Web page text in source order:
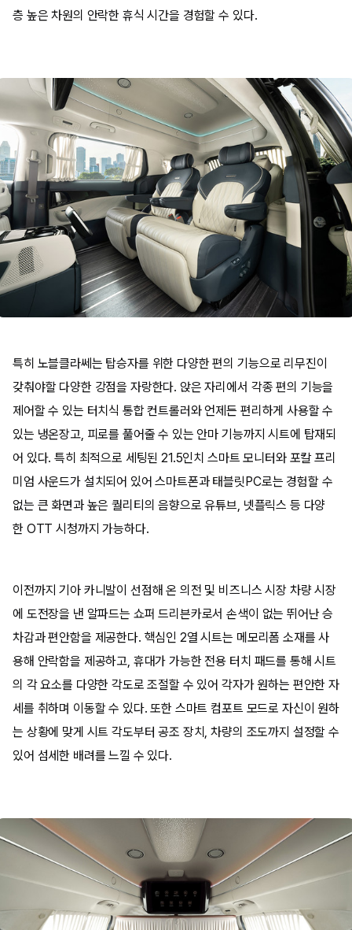
층 높은 차원의 안락한 휴식 시간을 경험할 수 있다.
특히 노블클라쎄는 탑승자를 위한 다양한 편의 기능으로 리무진이
갖춰야할 다양한 강점을 자랑한다. 앉은 자리에서 각종 편의 기능을
제어할 수 있는 터치식 통합 컨트롤러와 언제든 편리하게 사용할 수
있는 냉온장고, 피로를 풀어줄 수 있는 안마 기능까지 시트에 탑재되
어 있다. 특히 최적으로 세팅된 21.5인치 스마트 모니터와 포칼 프리
미엄 사운드가 설치되어 있어 스마트폰과 태블릿PC로는 경험할 수
없는 큰 화면과 높은 퀄리티의 음향으로 유튜브, 넷플릭스 등 다양
한 OTT 시청까지 가능하다.
이전까지 기아 카니발이 선점해 온 의전 및 비즈니스 시장 차량 시장
에 도전장을 낸 알파드는 쇼퍼 드리븐카로서 손색이 없는 뛰어난 승
차감과 편안함을 제공한다. 핵심인 2열 시트는 메모리폼 소재를 사
용해 안락함을 제공하고, 휴대가 가능한 전용 터치 패드를 통해 시트
의 각 요소를 다양한 각도로 조절할 수 있어 각자가 원하는 편안한 자
세를 취하며 이동할 수 있다. 또한 스마트 컴포트 모드로 자신이 원하
는 상황에 맞게 시트 각도부터 공조 장치, 차량의 조도까지 설정할 수
있어 섬세한 배려를 느낄 수 있다.